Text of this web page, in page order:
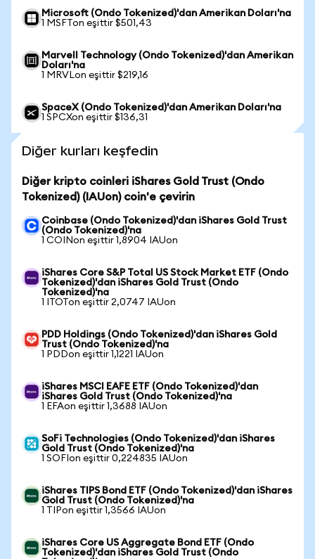
Microsoft (Ondo Tokenized)'dan Amerikan Doları'na
1 MSFTon eşittir $501,43
Marvell Technology (Ondo Tokenized)'dan Amerikan
Doları'na
1 MRVLon eşittir $219,16
SpaceX (Ondo Tokenized)'dan Amerikan Doları'na
1 SPCXon eşittir $136,31
Diğer kurları keşfedin
Diğer kripto coinleri iShares Gold Trust (Ondo
Tokenized) (IAUon) coin'e çevirin
Coinbase (Ondo Tokenized)'dan iShares Gold Trust
(Ondo Tokenized)'na
1 COINon eşittir 1,8904 IAUon
iShares Core S&P Total US Stock Market ETF (Ondo
Tokenized)'dan iShares Gold Trust (Ondo
Tokenized)'na
1 ITOTon eşittir 2,0747 IAUon
PDD Holdings (Ondo Tokenized)'dan iShares Gold
Trust (Ondo Tokenized)'na
1 PDDon eşittir 1,1221 IAUon
iShares MSCI EAFE ETF (Ondo Tokenized)'dan
iShares Gold Trust (Ondo Tokenized)'na
1 EFAon eşittir 1,3688 IAUon
SoFi Technologies (Ondo Tokenized)'dan iShares
Gold Trust (Ondo Tokenized)'na
1 SOFIon eşittir 0,224835 IAUon
iShares TIPS Bond ETF (Ondo Tokenized)'dan iShares
Gold Trust (Ondo Tokenized)'na
1 TIPon eşittir 1,3566 IAUon
iShares Core US Aggregate Bond ETF (Ondo
Tokenized)'dan iShares Gold Trust (Ondo